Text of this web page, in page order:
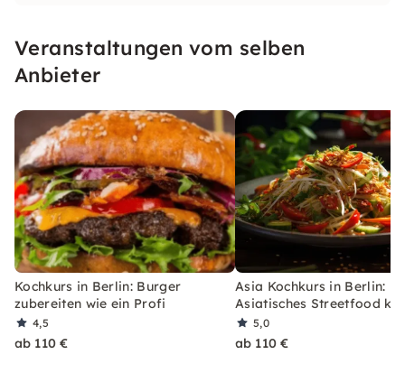
Küchen in der Kochschule Biesdorf in die Kunst
des Kochens ein.
Veranstaltungen vom selben
Anbieter
Kochkurs in Berlin: Burger
zubereiten wie ein Profi
4,5
ab 110 €
Asia Kochkurs in Berlin:
Asiatisches Streetfood
5,0
ab 110 €